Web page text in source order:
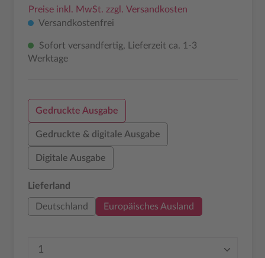
Preise inkl. MwSt. zzgl. Versandkosten
Versandkostenfrei
Sofort versandfertig, Lieferzeit ca. 1-3
Werktage
Gedruckte Ausgabe
Gedruckte & digitale Ausgabe
Digitale Ausgabe
Lieferland
Deutschland Europäisches Ausland
Produkt Anzahl: Gib den gewünschten